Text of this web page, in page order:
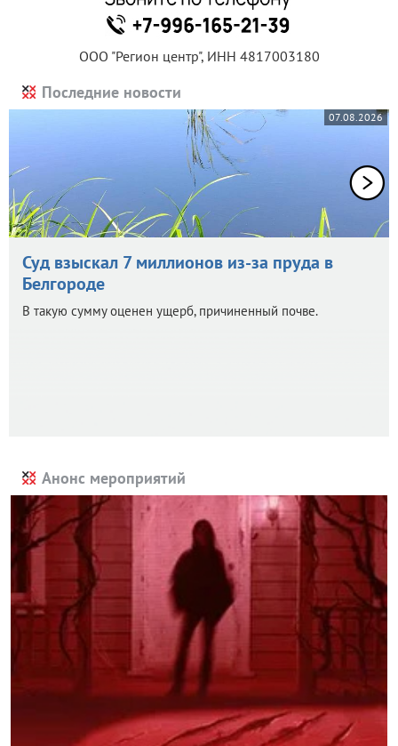
ООО "Регион центр", ИНН 4817003180
Последние новости
07.08.2026
Суд взыскал 7 миллионов из-за пруда в
Белгороде
В такую сумму оценен ущерб, причиненный почве.
Анонс мероприятий